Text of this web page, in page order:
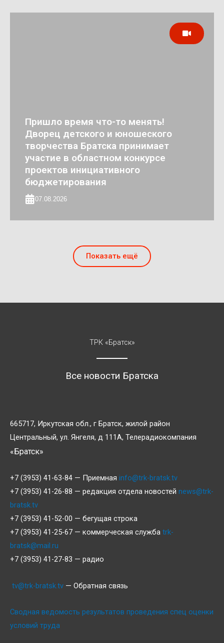
Пришло время что-то менять!
Дворец детского и юношеского
творчества Братска принимает
участие в областном конкурсе
проектов инициативного
бюджетирования
07.08.2026
Показать ещё
ТРК «Братск»
Все новости Братска
665717, Иркутская обл., г Братск, жилой район
Центральный, ул. Янгеля, д 111А, Телерадиокомпания
«Братск»
+7 (3953) 41-63-84 — Приемная info@trk-bratsk.tv
+7 (3953) 41-26-88 — редакция отдела новостей news@trk-
bratsk.tv
+7 (3953) 41-52-00 — бегущая строка
+7 (3953) 41-25-67 — коммерческая служба trk-
bratsk@mail.ru
+7 (3953) 41-27-83 — радио
tv@trk-bratsk.tv — Обратная связь
Сводная ведомость результатов проведения спец оценки
условий труда